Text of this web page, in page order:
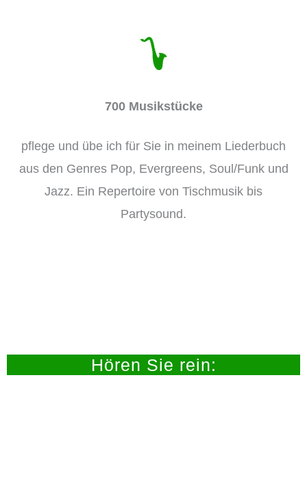
700 Musikstücke
pflege und übe ich für Sie in meinem Liederbuch
aus den Genres Pop, Evergreens, Soul/Funk und
Jazz. Ein Repertoire von Tischmusik bis
Partysound.
Hören Sie rein: